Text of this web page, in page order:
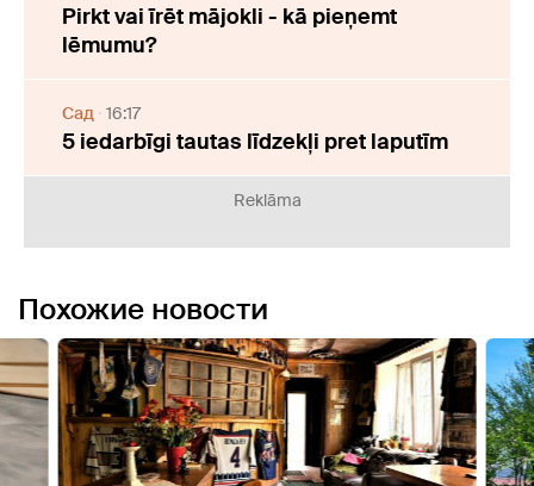
Pirkt vai īrēt mājokli - kā pieņemt
lēmumu?
Cад 16:17
5 iedarbīgi tautas līdzekļi pret laputīm
Reklāma
Похожие новости